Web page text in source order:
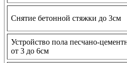
Снятие бетонной стяжки до 3см
Устройство пола песчано-
от 3 до 6см